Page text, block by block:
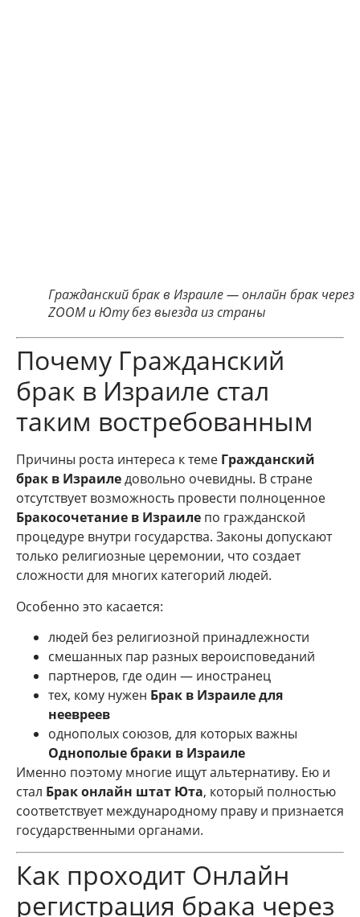
Гражданский брак в Израиле — онлайн брак через
ZOOM и Юту без выезда из страны
Почему Гражданский
брак в Израиле стал
таким востребованным
Причины роста интереса к теме Гражданский
брак в Израиледовольно очевидны. В стране
отсутствует возможность провести полноценное
Бракосочетание в Израиле по гражданской
процедуре внутри государства. Законы допускают
только религиозные церемонии, что создает
сложности для многих категорий людей.
Особенно это касается:
людей без религиозной принадлежности
смешанных пар разных вероисповеданий
партнеров, где один — иностранец
тех, кому нужен Брак в Израиле для
неевреев
однополых союзов, для которых важны
Однополые браки в Израиле
Именно поэтому многие ищут альтернативу. Ею и
стал Брак онлайн штат Юта, который полностью
соответствует международному праву и признается
государственными органами.
Как проходит Онлайн
регистрация брака через